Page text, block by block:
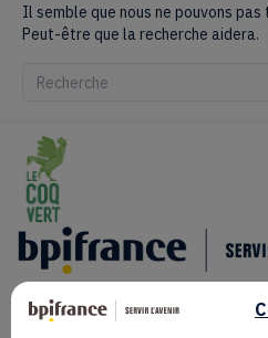
Il semble que nous ne pouvons
Peut-être que la recherche aidera.